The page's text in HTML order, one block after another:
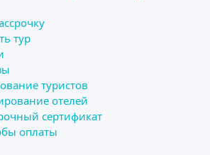
тур
туристов
отелей
сертификат
оплаты